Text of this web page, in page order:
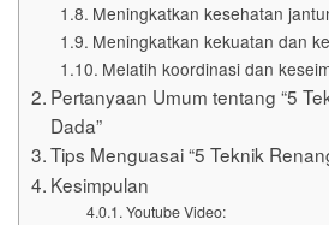
Meningkatkan kesehatan
Meningkatkan kekuatan dan
Melatih koordinasi dan
Pertanyaan Umum tentang “5
Dada”
Tips Menguasai “5 Teknik
Kesimpulan
Youtube Video: